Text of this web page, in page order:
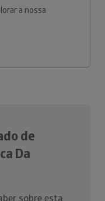
a nossa
de
Da
sobre esta